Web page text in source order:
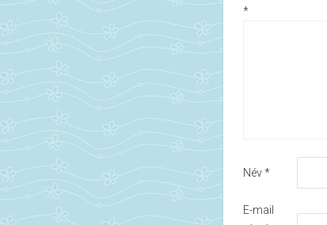
*
Név*
E-mail